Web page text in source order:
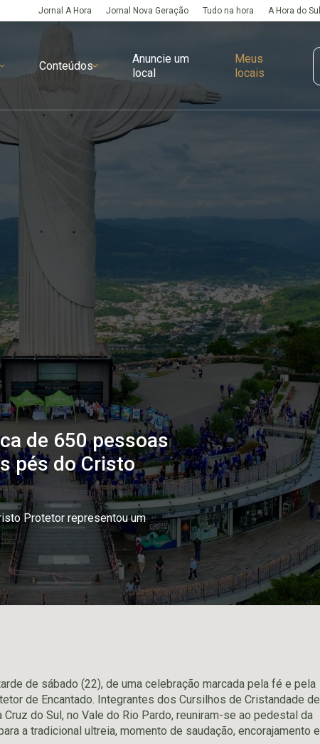
Jornal A Hora Jornal Nova Geração Tudo na hora A Hora do Sul
Conteúdos
Anuncie um
local
Meus
locais
de 650 pessoas
pés do Cristo
Protetor representou um
de sábado (22), de uma celebração marcada pela fé e pela
de Encantado. Integrantes dos Cursilhos de Cristandade de
do Sul, no Vale do Rio Pardo, reuniram-se ao pedestal da
a tradicional ultreia, momento de saudação, encorajamento e